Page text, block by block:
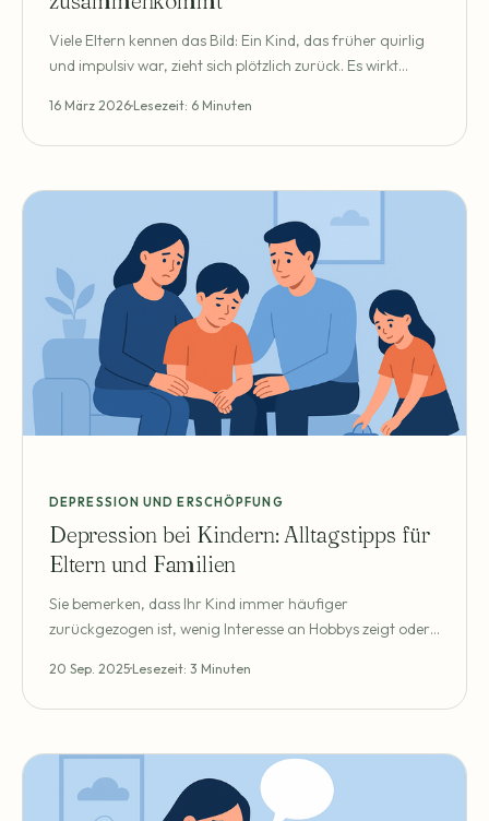
Viele Eltern kennen das Bild: Ein Kind, das früher quirlig
und impulsiv war, zieht sich plötzlich zurück. Es wirkt
Diagnose ist längst bekannt – aber was gerade passiert,
fühlt sich anders an. Schwerer. Dunkler. Und tatsächlich:
16 März 2026 Lesezeit: 6 Minuten
DEPRESSION UND ERSCHÖPFUNG
Depression bei Kindern: Alltagstipps für
Eltern und Familien
Sie bemerken, dass Ihr Kind immer häufiger
zurückgezogen ist, wenig Interesse an Hobbys zeigt oder
es traurig, gereizt oder klagt über körperliche
Depressionen können bereits im Kindes- und Jugendalter
auftreten und
20 Sep. 2025 Lesezeit: 3 Minuten